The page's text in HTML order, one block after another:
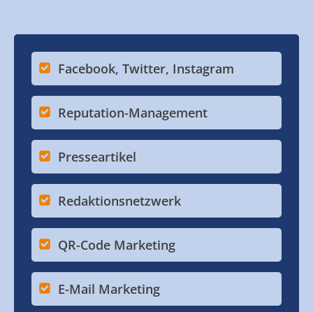
Facebook, Twitter, Instagram
Reputation-Management
Presseartikel
Redaktionsnetzwerk
QR-Code Marketing
E-Mail Marketing